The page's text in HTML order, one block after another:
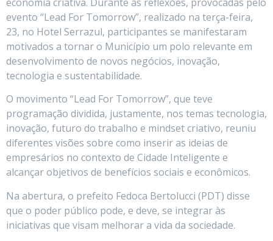
evento “Lead For Tomorrow”, realizado na terça-feira,
23, no Hotel Serrazul, participantes se manifestaram
motivados a tornar o Município um polo relevante em
desenvolvimento de novos negócios, inovação,
tecnologia e sustentabilidade.
O movimento “Lead For Tomorrow”, que teve
programação dividida, justamente, nos temas tecnologia,
inovação, futuro do trabalho e mindset criativo, reuniu
diferentes visões sobre como inserir as ideias de
empresários no contexto de Cidade Inteligente e
alcançar objetivos de benefícios sociais e econômicos.
Na abertura, o prefeito Fedoca Bertolucci (PDT) disse
que o poder público pode, e deve, se integrar às
iniciativas que visam melhorar a vida da sociedade.